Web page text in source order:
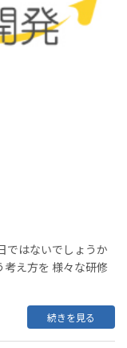
ではないでしょうか
え方を 様々な研修
続きを見る